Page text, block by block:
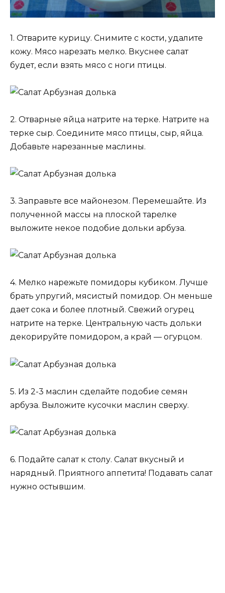
1. Отварите курицу. Снимите с кости, удалите
кожу. Мясо нарезать мелко. Вкуснее салат
будет, если взять мясо с ноги птицы.
2. Отварные яйца натрите на терке. Натрите на
терке сыр. Соедините мясо птицы, сыр, яйца.
Добавьте нарезанные маслины.
3. Заправьте все майонезом. Перемешайте. Из
полученной массы на плоской тарелке
выложите некое подобие дольки арбуза.
4. Мелко нарежьте помидоры кубиком. Лучше
брать упругий, мясистый помидор. Он меньше
дает сока и более плотный. Свежий огурец
натрите на терке. Центральную часть дольки
декорируйте помидором, а край — огурцом.
5. Из 2-3 маслин сделайте подобие семян
арбуза. Выложите кусочки маслин сверху.
6. Подайте салат к столу. Салат вкусный и
нарядный. Приятного аппетита! Подавать салат
нужно остывшим.